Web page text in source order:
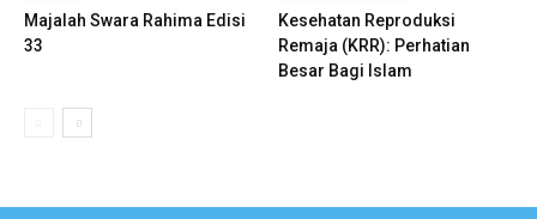
Majalah Swara Rahima Edisi
33
Kesehatan Reproduksi
Remaja (KRR): Perhatian
Besar Bagi Islam